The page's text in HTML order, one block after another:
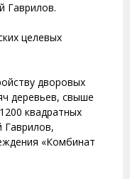
Гаврилов.
целевых
дворовых
деревьев, свыше
квадратных
Гаврилов,
«Комбинат